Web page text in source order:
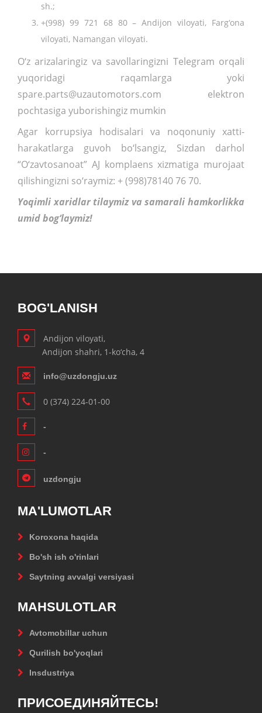
sh.;
+(998) 99 721 68 80 – Andijon viloyati, Farg‘ona
viloyati, Namangan viloyati.
O‘z arizalaringiz va savollaringizni Telegram orqali
yuqoridagi raqamlarga yoki
spare.parts@uzautomotors.com elektron
pochtasiga yuborishingiz mumkin
Agar korrupsiya hodisalari va noqonuniy xatti-
harakatlarga guvoh bo‘lsangiz, Sizdan darhol
“O‘zavtosanoat” AJ komplaens xizmatiga murojaat
qilishingizni so‘raymiz: + (998)78140 76 70.
Yoqimli xaridlar tilaymiz va samarali hamkorlikka
umid bog‘laymiz!
BOG'LANISH
Andijon viloyati,
Andijon shahri, 1-ko‘cha, 4
info@uzdongju.uz
0 (374) 224-01-00
-
-
uzdongju
MA'LUMOTLAR
Koroxona haqida
Bo'sh ish o'rinlari
Saytning avvalgi versiyasi
MAHSULOTLAR
Avtomobillar uchun
Qurilish bo'yoqlari
Insdustriya
ПРИСОЕДИНЯЙТЕСЬ!